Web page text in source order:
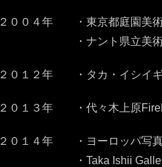
２００４年 ・東京都庭園美
・ナント県立美術大学ギ
２０１２年 ・タカ・イシイ
２０１３年 ・代々木上原
２０１４年 ・ヨーロッパ写
・ Taka Ishii